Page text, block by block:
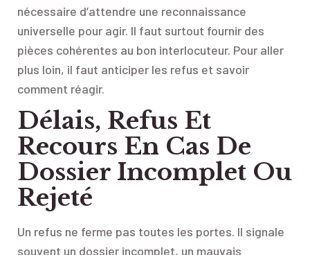
nécessaire d’attendre une reconnaissance
universelle pour agir. Il faut surtout fournir des
pièces cohérentes au bon interlocuteur. Pour aller
plus loin, il faut anticiper les refus et savoir
comment réagir.
Délais, Refus Et
Recours En Cas De
Dossier Incomplet Ou
Rejeté
Un refus ne ferme pas toutes les portes. Il signale
souvent un dossier incomplet, un mauvais